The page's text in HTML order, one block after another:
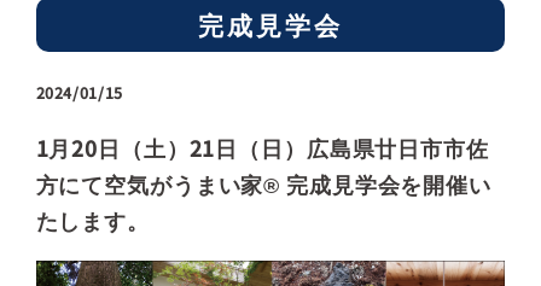
完成見学会
2024/01/15
1月20日（土）21日（日）広島県廿日市市佐
方にて空気がうまい家® 完成見学会を開催い
たします。